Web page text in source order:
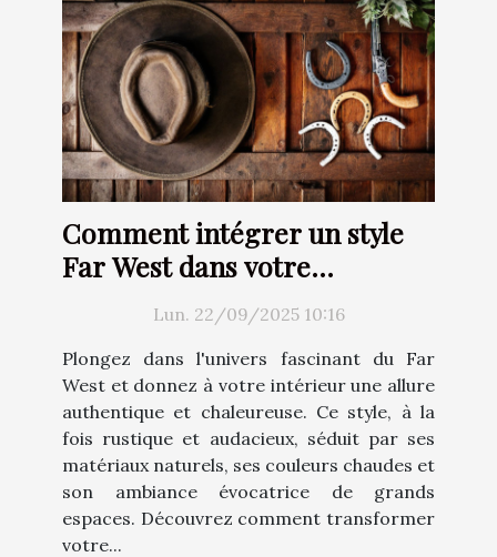
Comment intégrer un style
Far West dans votre
décoration intérieure ?
Lun. 22/09/2025 10:16
Plongez dans l'univers fascinant du Far
West et donnez à votre intérieur une allure
authentique et chaleureuse. Ce style, à la
fois rustique et audacieux, séduit par ses
matériaux naturels, ses couleurs chaudes et
son ambiance évocatrice de grands
espaces. Découvrez comment transformer
votre...